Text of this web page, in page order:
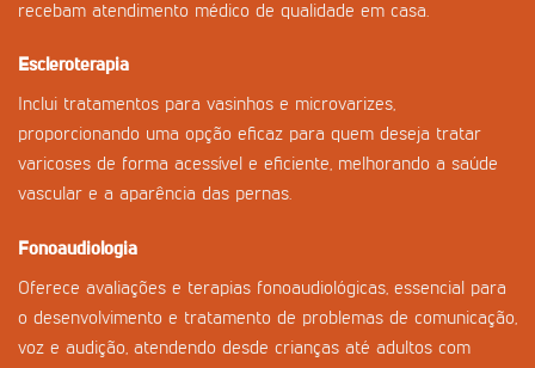
recebam atendimento médico de qualidade em casa.
Escleroterapia
Inclui tratamentos para vasinhos e microvarizes,
proporcionando uma opção eficaz para quem deseja tratar
varicoses de forma acessível e eficiente, melhorando a saúde
vascular e a aparência das pernas.
Fonoaudiologia
Oferece avaliações e terapias fonoaudiológicas, essencial para
o desenvolvimento e tratamento de problemas de comunicação,
voz e audição, atendendo desde crianças até adultos com